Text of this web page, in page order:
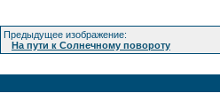
Предыдущее изображение:
На пути к Солнечному повороту